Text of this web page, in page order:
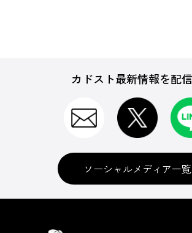
カドスト最新情報を配
ソーシャルメディア一覧